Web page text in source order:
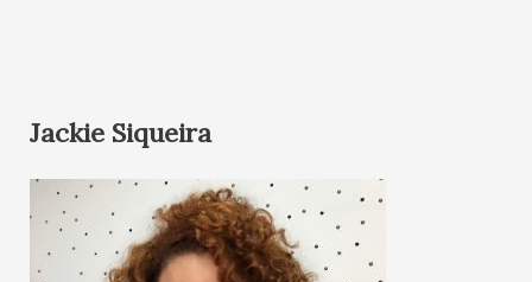
Jackie Siqueira